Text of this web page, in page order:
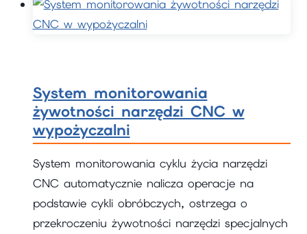
System monitorowania
żywotności narzędzi CNC w
wypożyczalni
System monitorowania cyklu życia narzędzi
CNC automatycznie nalicza operacje na
podstawie cykli obróbczych, ostrzega o
przekroczeniu żywotności narzędzi specjalnych